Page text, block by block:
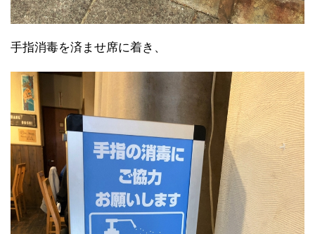
手指消毒を済ませ席に着き、